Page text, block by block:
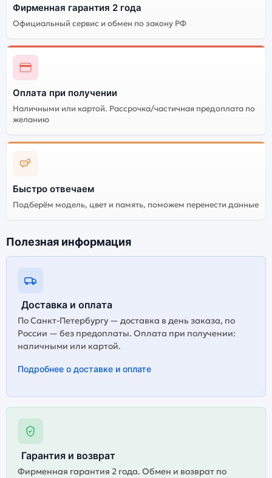
Фирменная гарантия 2 года
Официальный сервис и обмен по закону РФ
Оплата при получении
Наличными или картой. Рассрочка/частичная предоплата по
желанию
Быстро отвечаем
Подберём модель, цвет и память, поможем перенести данные
Полезная информация
Доставка и оплата
По Санкт-Петербургу — доставка в день заказа, по
России — без предоплаты. Оплата при получении:
наличными или картой.
Подробнее о доставке и оплате
Гарантия и возврат
Фирменная гарантия 2 года. Обмен и возврат по